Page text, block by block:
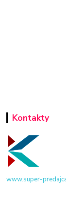
Kontakty
www.super-